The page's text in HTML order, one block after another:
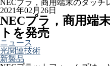
NECプラ，商用端末のタッチ
2021年02月26日
NECプラ，商用端
トを発売
ニュース
光関連技術
新製品